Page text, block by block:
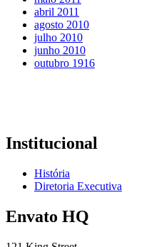
abril 2011
agosto 2010
julho 2010
junho 2010
outubro 1916
Institucional
História
Diretoria Executiva
Envato HQ